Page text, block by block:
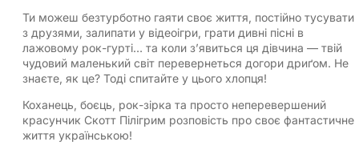
Ти можеш безтурботно гаяти своє життя, постійно тусувати
з друзями, залипати у відеоігри, грати дивні пісні в
лажовому рок-гурті… та коли з’явиться ця дівчина — твій
чудовий маленький світ перевернеться догори дриґом. Не
знаєте, як це? Тоді спитайте у цього хлопця!
Коханець, боєць, рок-зірка та просто неперевершений
красунчик Скотт Пілігрим розповість про своє фантастичне
життя українською!